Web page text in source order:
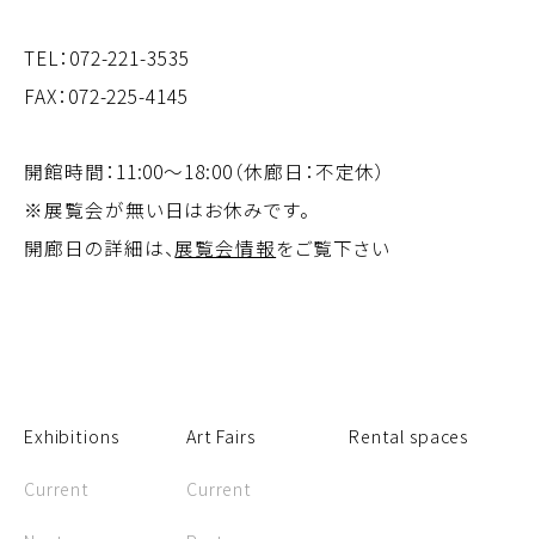
TEL： 072-221-3535
FAX：072-225-4145
開館時間：11:00～18:00（休廊日：不定休）
※展覧会が無い日はお休みです。
開廊日の詳細は、 展覧会情報をご覧下さい
Exhibitions
Current
Art Fairs
Current
Rental spaces